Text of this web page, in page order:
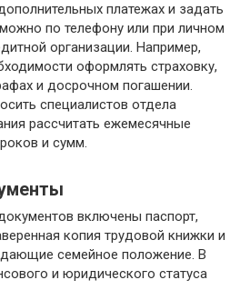
платежах и задать
по телефону или при личном
организации. Например,
оформлять страховку,
и досрочном погашении.
специалистов отдела
рассчитать ежемесячные
и сумм.
включены паспорт,
копия трудовой книжки и
семейное положение. В
и юридического статуса